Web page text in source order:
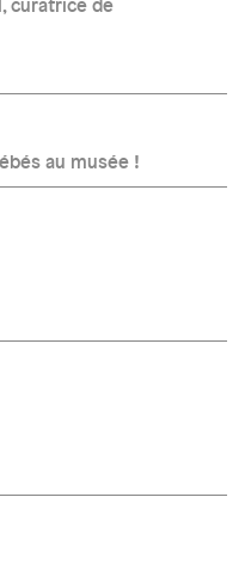
curatrice de
au musée !